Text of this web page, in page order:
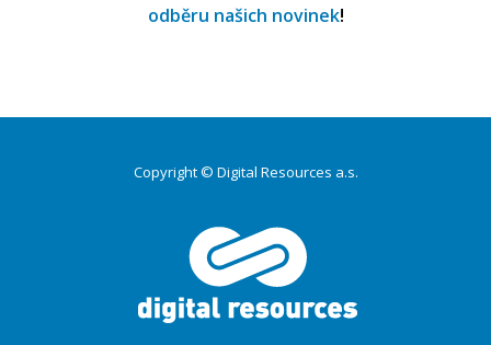
odběru našich novinek!
Copyright © Digital Resources a.s.